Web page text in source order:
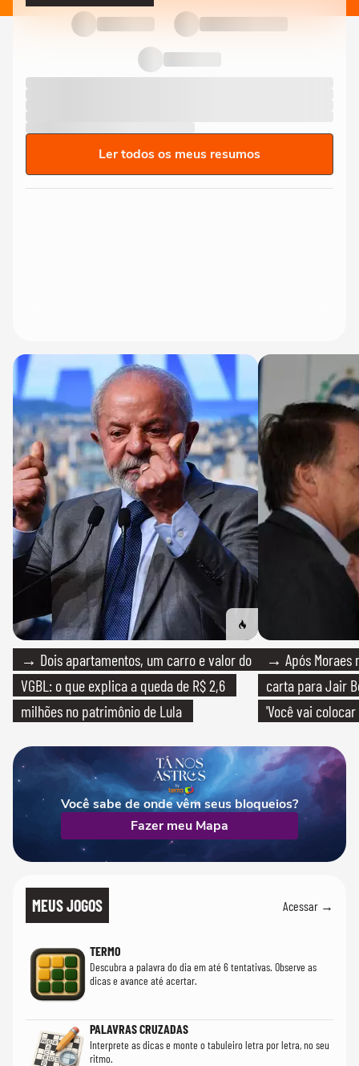
Ler todos os meus resumos
→ Dois apartamentos, um carro e valor do
VGBL: o que explica a queda de R$ 2,6
milhões no patrimônio de Lula
→ Após Moraes
carta para Jair
'Você vai
Você sabe de onde vêm seus bloqueios?
Fazer meu Mapa
MEUS JOGOS Acessar →
TERMO
Descubra a palavra do dia em até 6 tentativas. Observe as
dicas e avance até acertar.
PALAVRAS CRUZADAS
Interprete as dicas e monte o tabuleiro letra por letra, no seu
ritmo.